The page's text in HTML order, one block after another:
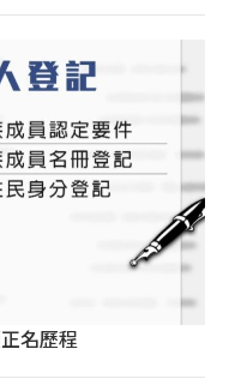
名歷程